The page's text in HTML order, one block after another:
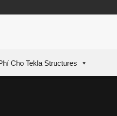
Cho Tekla Structures